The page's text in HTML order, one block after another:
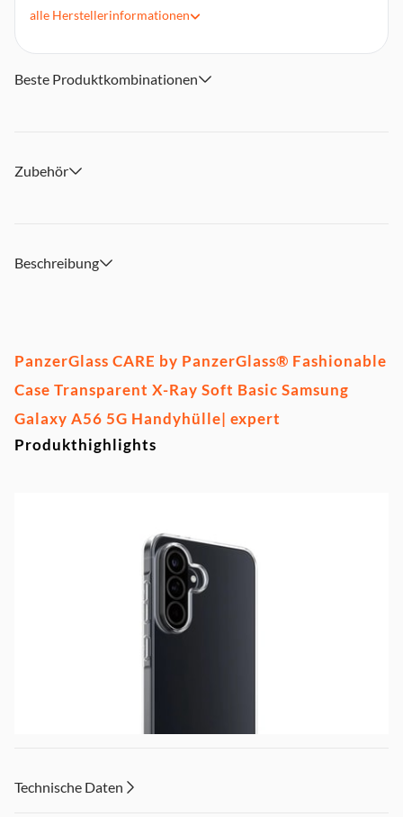
alle Herstellerinformationen
Beste Produktkombinationen
Zubehör
Beschreibung
PanzerGlass CARE by PanzerGlass® Fashionable
Case Transparent X-Ray Soft Basic Samsung
Galaxy A56 5G Handyhülle| expert
Produkthighlights
Technische Daten